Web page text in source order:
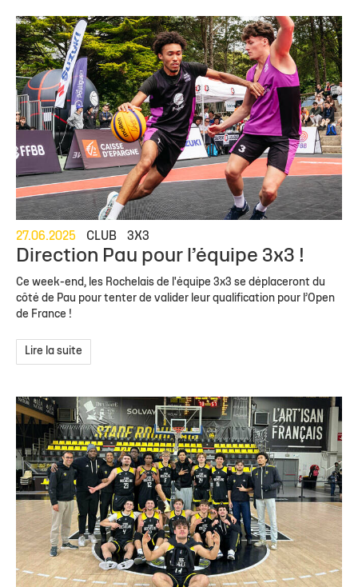
27.06.2025 CLUB 3X3
Direction Pau pour l’équipe 3x3 !
Ce week-end, les Rochelais de l'équipe 3x3 se déplaceront du
côté de Pau pour tenter de valider leur qualification pour l’Open
de France !
Lire la suite